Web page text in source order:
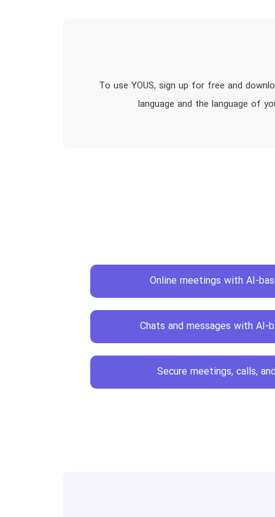
To use YOUS, sign up for free and
language and the language of
Online meetings with AI-
Chats and messages with AI-
Secure meetings, calls,